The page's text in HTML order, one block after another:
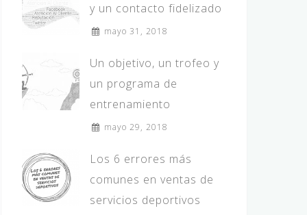
y un contacto fidelizado
mayo 31, 2018
Un objetivo, un trofeo y
un programa de
entrenamiento
mayo 29, 2018
Los 6 errores más
comunes en ventas de
servicios deportivos